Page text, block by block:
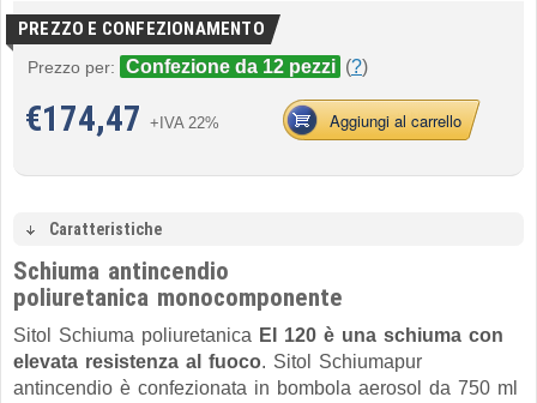
PREZZO E CONFEZIONAMENTO
Prezzo per: Confezione da 12 pezzi (?)
€174,47 +IVA 22% Aggiungi al carrello
Caratteristiche
Schiuma antincendio
poliuretanica monocomponente
Sitol Schiuma poliuretanica EI 120 è una schiuma con
elevata resistenza al fuoco. Sitol Schiumapur
antincendio è confezionata in bombola aerosol da 750 ml